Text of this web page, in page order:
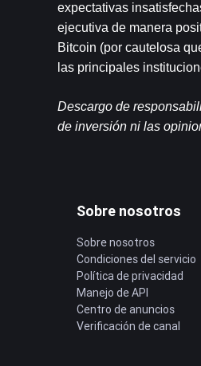
expectativas
ejecutiva de manera
Bitcoin (por cautelosa
las principales
Descargo de
de inversión ni las
Sobre nosotros
Sobre nosotros
Condiciones del servicio
Política de privacidad
Manejo de API
Centro de anuncios
Verificación de canal